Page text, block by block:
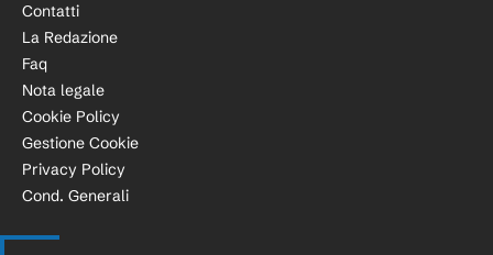
Contatti
La Redazione
Faq
Nota legale
Cookie Policy
Gestione Cookie
Privacy Policy
Cond. Generali